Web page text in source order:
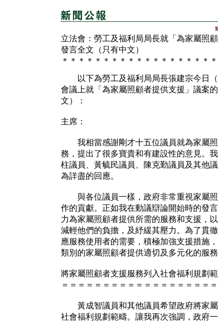
立法會：勞工及福利局局長就「為家屬照
發言全文（只有中文）
＊＊＊＊＊＊＊＊＊＊＊＊＊＊＊＊＊＊
以下為勞工及福利局局長張建宗今日（
會議上就「為家屬照顧者提供支援」議案
文）：
主席：
我相當感謝剛才十五位議員就為家屬照
務，提出了很多寶貴和有建設性的意見。
柱議員、黃毓民議員、陳克勤議員及其他
為詳盡的回應。
與各位議員一樣，政府非常重視家屬照
作的貢獻。正如我在動議辯論開始時的發
力為家屬照顧者提供所需的服務和支援，
減輕他們的負擔，及紓緩其壓力。為了貫
應服務使用者的需要，積極加強支援措施
類別的家屬照顧者提供適切及多元化的服
將家屬照顧者支援服務列入社會福利規劃
＝＝＝＝＝＝＝＝＝＝＝＝＝＝＝＝＝＝
黃成智議員和其他議員希望政府將家屬
社會福利規劃範疇。讓我再次強調，政府